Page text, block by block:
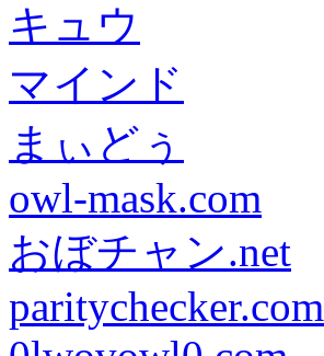
キュウ
マインド
まぃどぅ
owl-mask.com
おぼチャン.net
paritychecker.com